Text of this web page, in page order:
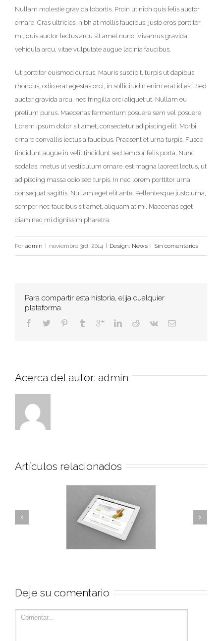
Nullam molestie gravida lobortis. Proin ut nibh quis felis auctor
ornare. Cras ultricies, nibh at mollis faucibus, justo eros porttitor
mi, quis auctor lectus arcu sit amet nunc. Vivamus gravida
vehicula arcu, vitae vulputate augue lacinia faucibus.
Ut porttitor euismod cursus. Mauris suscipit, turpis ut dapibus
rhoncus, odio erat egestas orci, in sollicitudin enim erat id est. Sed
auctor gravida arcu, nec fringilla orci aliquet ut. Nullam eu
pretium purus. Maecenas fermentum posuere sem vel posuere.
Lorem ipsum dolor sit amet, consectetur adipiscing elit. Morbi
ornare convallis lectus a faucibus. Praesent et urna turpis. Fusce
tincidunt augue in velit tincidunt sed tempor felis porta. Nunc
sodales, metus ut vestibulum ornare, est magna laoreet lectus, ut
adipiscing massa odio sed turpis. In nec lorem porttitor urna
consequat sagittis. Nullam eget elit ante. Pellentesque justo urna,
semper nec faucibus sit amet, aliquam at mi. Maecenas eget
diam nec mi dignissim pharetra.
Por admin noviembre 3rd, 2014 Design, News Sin comentarios
Para compartir esta historia, elija cualquier
plataforma
Acerca del autor: admin
Artículos relacionados
Nullam Eget Elit Ante
Deje su comentario